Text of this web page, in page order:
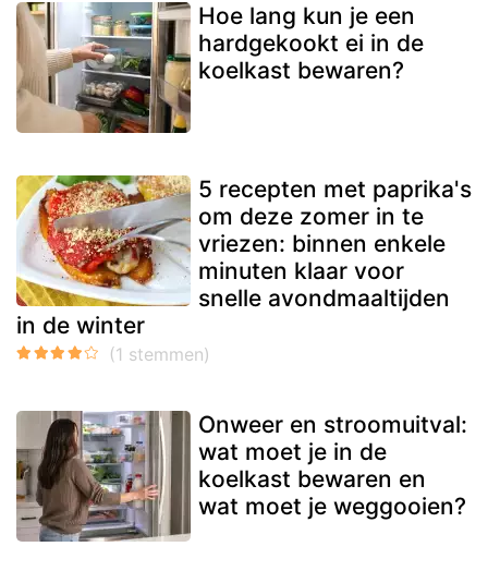
Hoe lang kun je een
hardgekookt ei in de
koelkast bewaren?
5 recepten met paprika's
om deze zomer in te
vriezen: binnen enkele
minuten klaar voor
snelle avondmaaltijden
in de winter
Onweer en stroomuitval:
wat moet je in de
koelkast bewaren en
wat moet je weggooien?